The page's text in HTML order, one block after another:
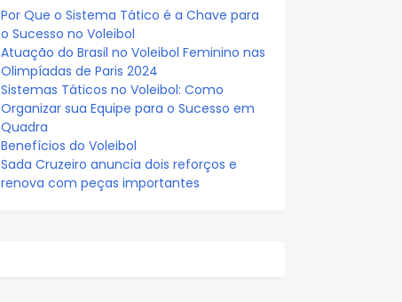
Por Que o Sistema Tático é a Chave para
o Sucesso no Voleibol
Atuação do Brasil no Voleibol Feminino nas
Olimpíadas de Paris 2024
Sistemas Táticos no Voleibol: Como
Organizar sua Equipe para o Sucesso em
Quadra
Benefícios do Voleibol
Sada Cruzeiro anuncia dois reforços e
renova com peças importantes